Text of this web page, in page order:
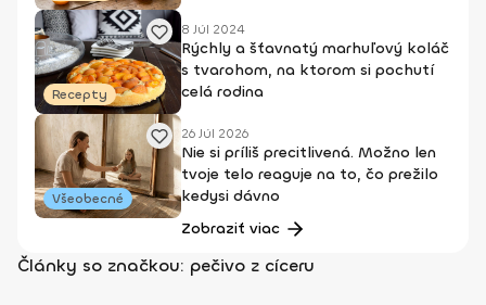
Recepty
8 Júl 2024
Rýchly a šťavnatý marhuľový koláč
s tvarohom, na ktorom si pochutí
celá rodina
Všeobecné
26 Júl 2026
Nie si príliš precitlivená. Možno len
tvoje telo reaguje na to, čo prežilo
kedysi dávno
Zobraziť viac
Články so značkou: pečivo z cíceru